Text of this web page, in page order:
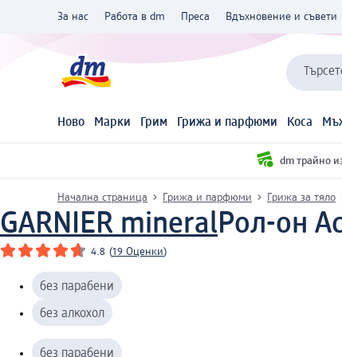
За нас Работа в dm Преса Вдъхновение и съвети
Ново Марки Грим Грижа и парфюми Коса
dm трайно
Начална страница Грижа и парфюми Грижа за тяло
GARNIER mineralРол-он
4.8 (19 Оценки)
без парабени
без алкохол
без парабени